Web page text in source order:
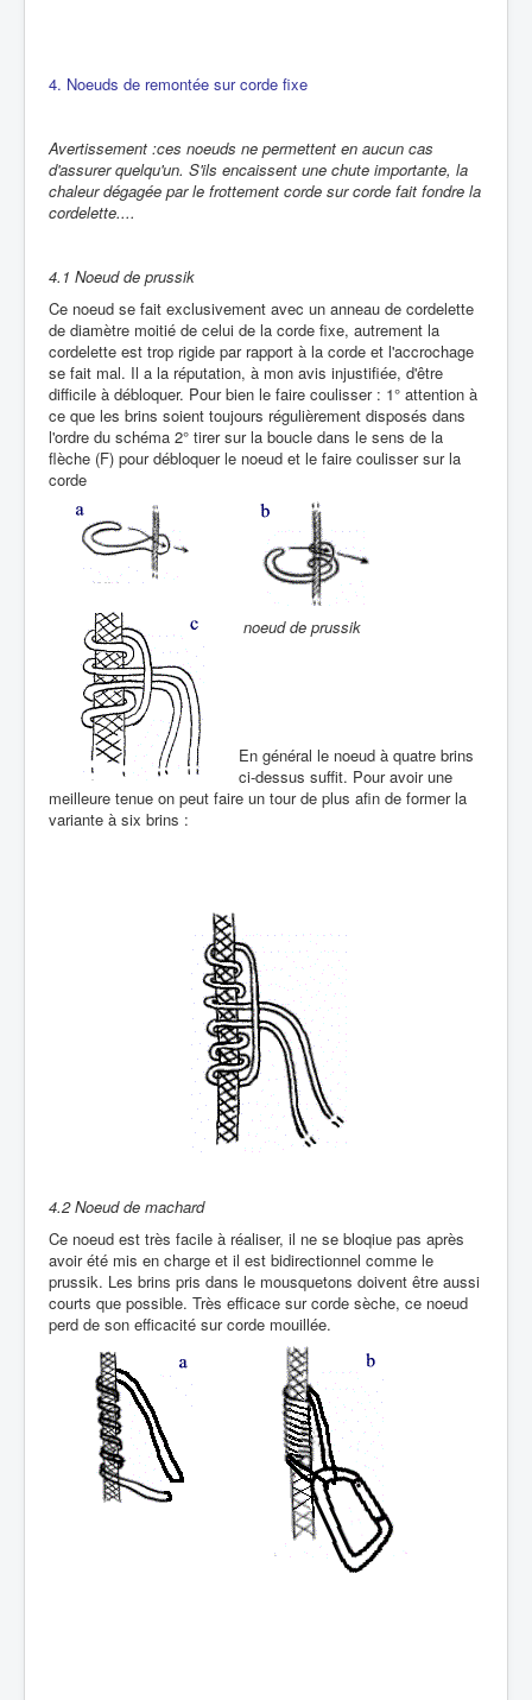
4. Noeuds de remontée sur corde fixe
Avertissement :ces noeuds ne permettent en aucun cas
d'assurer quelqu'un. S'ils encaissent une chute importante, la
chaleur dégagée par le frottement corde sur corde fait fondre la
cordelette....
4.1 Noeud de prussik
Ce noeud se fait exclusivement avec un anneau de cordelette
de diamètre moitié de celui de la corde fixe, autrement la
cordelette est trop rigide par rapport à la corde et l'accrochage
se fait mal. Il a la réputation, à mon avis injustifiée, d'être
difficile à débloquer. Pour bien le faire coulisser : 1° attention à
ce que les brins soient toujours régulièrement disposés dans
l'ordre du schéma 2° tirer sur la boucle dans le sens de la
flèche (F) pour débloquer le noeud et le faire coulisser sur la
corde
noeud de prussik
En général le noeud à quatre brins
ci-dessus suffit. Pour avoir une
meilleure tenue on peut faire un tour de plus afin de former la
variante à six brins :
4.2 Noeud de machard
Ce noeud est très facile à réaliser, il ne se bloqiue pas après
avoir été mis en charge et il est bidirectionnel comme le
prussik. Les brins pris dans le mousquetons doivent être aussi
courts que possible. Très efficace sur corde sèche, ce noeud
perd de son efficacité sur corde mouillée.